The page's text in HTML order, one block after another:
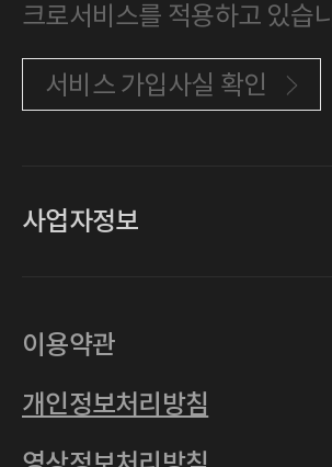
크로서비스를 적용하고 있습
서비스 가입사실 확인
사업자정보
사업자등록번호
통신판매업 2011-서울중구-
이용약관
개인정보처리방침